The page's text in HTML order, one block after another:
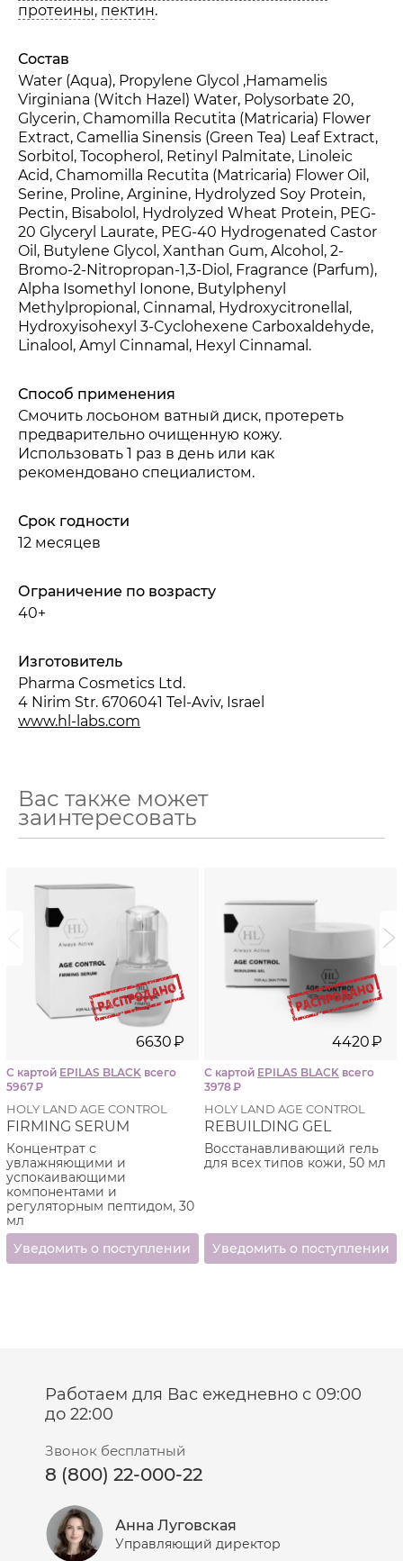
протеины, пектин.
Состав
Water (Aqua), Propylene Glycol ,Hamamelis
Virginiana (Witch Hazel) Water, Polysorbate 20,
Glycerin, Chamomilla Recutita (Matricaria) Flower
Extract, Camellia Sinensis (Green Tea) Leaf Extract,
Sorbitol, Tocopherol, Retinyl Palmitate, Linoleic
Acid, Chamomilla Recutita (Matricaria) Flower Oil,
Serine, Proline, Arginine, Hydrolyzed Soy Protein,
Pectin, Bisabolol, Hydrolyzed Wheat Protein, PEG-
20 Glyceryl Laurate, PEG-40 Hydrogenated Castor
Oil, Butylene Glycol, Xanthan Gum, Alcohol, 2-
Bromo-2-Nitropropan-1,3-Diol, Fragrance (Parfum),
Alpha Isomethyl Ionone, Butylphenyl
Methylpropional, Cinnamal, Hydroxycitronellal,
Hydroxyisohexyl 3-Cyclohexene Carboxaldehyde,
Linalool, Amyl Cinnamal, Hexyl Cinnamal.
Способ применения
Смочить лосьоном ватный диск, протереть
предварительно очищенную кожу.
Использовать 1 раз в день или как
рекомендовано специалистом.
Срок годности
12 месяцев
Ограничение по возрасту
40+
Изготовитель
Pharma Cosmetics Ltd.
4 Nirim Str. 6706041 Tel-Aviv, Israel
www.hl-labs.com
Вас также может
заинтересовать
i
6630₽
С картой EPILAS BLACKвсего
5967₽
HOLY LAND AGE CONTROL
FIRMING SERUM
Концентрат с
увлажняющими и
успокаивающими
компонентами и
регуляторным пептидом, 30
мл
4420₽
С картой EPILAS BLACK всего
3978₽
HOLY LAND AGE CONTROL
REBUILDING GEL
Восстанавливающий гель
для всех типов кожи, 50 мл
Работаем для Вас ежедневно с 09:00
до 22:00
Звонок бесплатный
8 (800) 22-000-22
Анна Луговская
Управляющий директор